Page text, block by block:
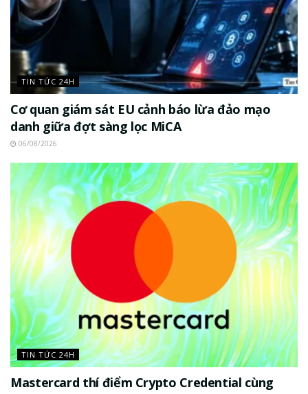
TIN TỨC 24H
Cơ quan giám sát EU cảnh báo lừa đảo mạo
danh giữa đợt sàng lọc MiCA
06/08/2026
TIN TỨC 24H
Mastercard thí điểm Crypto Credential cùng